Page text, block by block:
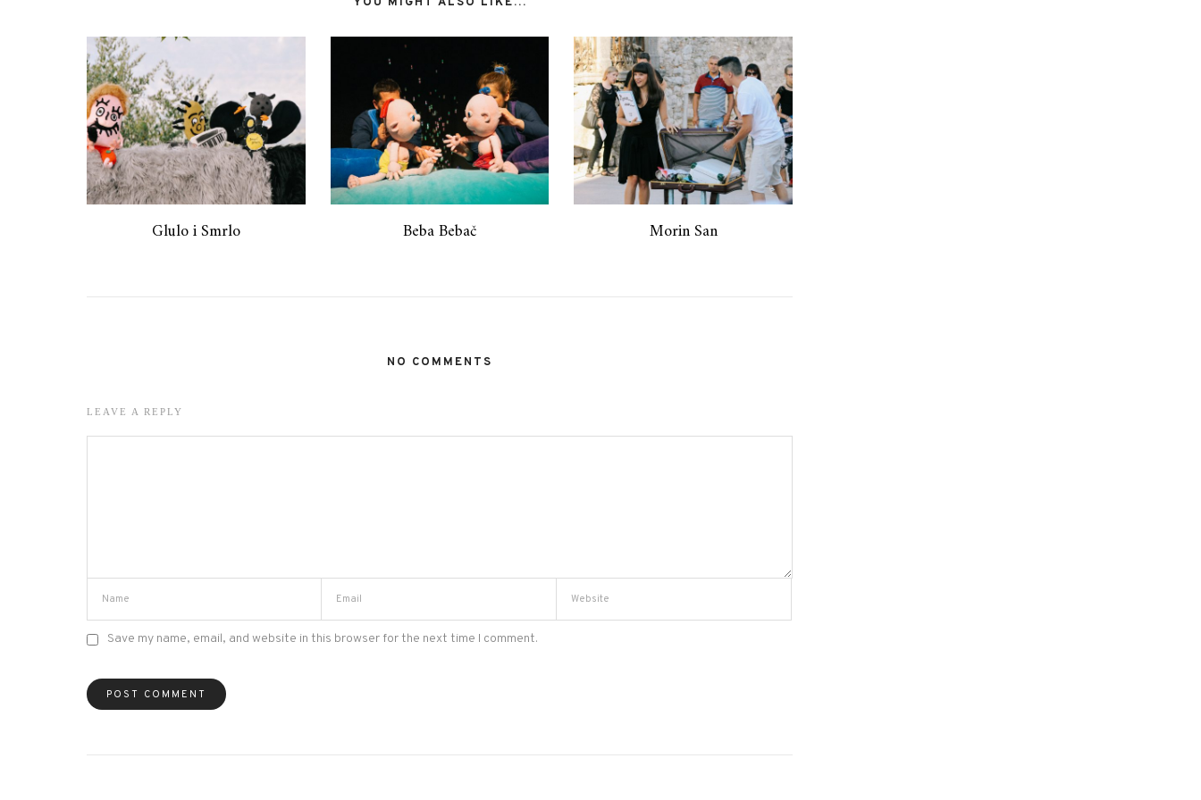
Glulo i Smrlo Beba Bebač Morin San
NO COMMENTS
LEAVE A REPLY
Save my name, email, and website in this browser for the next time I comment.